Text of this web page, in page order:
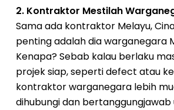
2. Kontraktor Mestilah
Sama ada kontraktor Melayu,
penting adalah dia warganegara
Kenapa? Sebab kalau berlaku
projek siap, seperti defect atau
kontraktor warganegara lebih
dihubungi dan bertanggungjawab